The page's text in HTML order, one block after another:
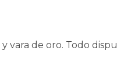
vara de oro. Todo